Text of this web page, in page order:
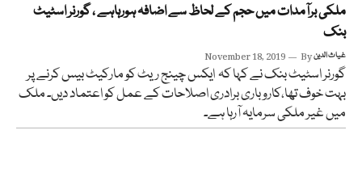
ملکی برآمدات میں حجم کے لحاظ سے اضافہ ہورہاہے ، گورنر اسٹیٹ
بنک
November 18, 2019 Byغیاث الدین
گورنر اسٹیٹ بنک نے کہا کہ ایکس چینج ریٹ کو مارکیٹ بیس کرنے پر
بہت خوف تھا،کاروباری برادری اصلاحات کے عمل کو اعتماد دیں۔ ملک
میں غیر ملکی سرمایہ آرہا ہے۔